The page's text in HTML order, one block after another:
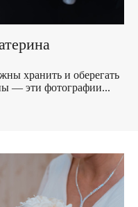
хранить и оберегать
— эти фотографии...